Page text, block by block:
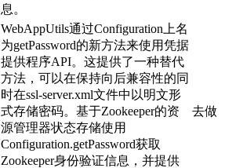
息。
WebAppUtils通过Configuration上名
为getPassword的新方法来使用凭据
提供程序API。这提供了一种替代
方法，可以在保持向后兼容性的同
时在ssl-server.xml文件中以明文形
式存储密码。基于Zookeeper的资
源管理器状态存储使用
Configuration.getPassword获取
Zookeeper身份验证信息，并提供
去做